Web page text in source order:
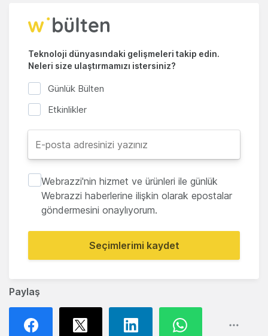
Paylaş
Teknoloji dünyasındaki gelişmeleri takip edin.
Neleri size ulaştırmamızı istersiniz?
Günlük Bülten
Etkinlikler
Webrazzi'nin hizmet ve ürünleri ile günlük
Webrazzi haberlerine ilişkin olarak epostalar
göndermesini onaylıyorum.
Seçimlerimi kaydet